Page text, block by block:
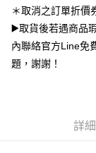
1.本服務係由「台灣
用戶於交易時，得透
買賣價金債權讓與
2.基於同意付款使用
資料（包含姓名、電
ATM／網路銀行／等
購買商品的店家。未
後付繳納相關費用。
※ 交易是否成功請以
是否繳費成功／繳費
１．透過由恩沛科
易，需依本服務之
7-11取貨（物流比
每筆NT$70，滿
付款後7-11取貨(出
每筆NT$80，滿
＊取消之訂單折價
▶️取貨後若遇商品
內聯絡官方Line免
題，謝謝！
詳